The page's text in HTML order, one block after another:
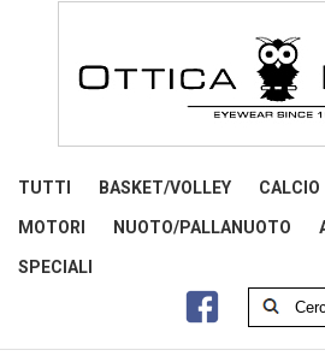
TUTTI BASKET/VOLLEY CALCIO
MOTORI NUOTO/PALLANUOTO
SPECIALI